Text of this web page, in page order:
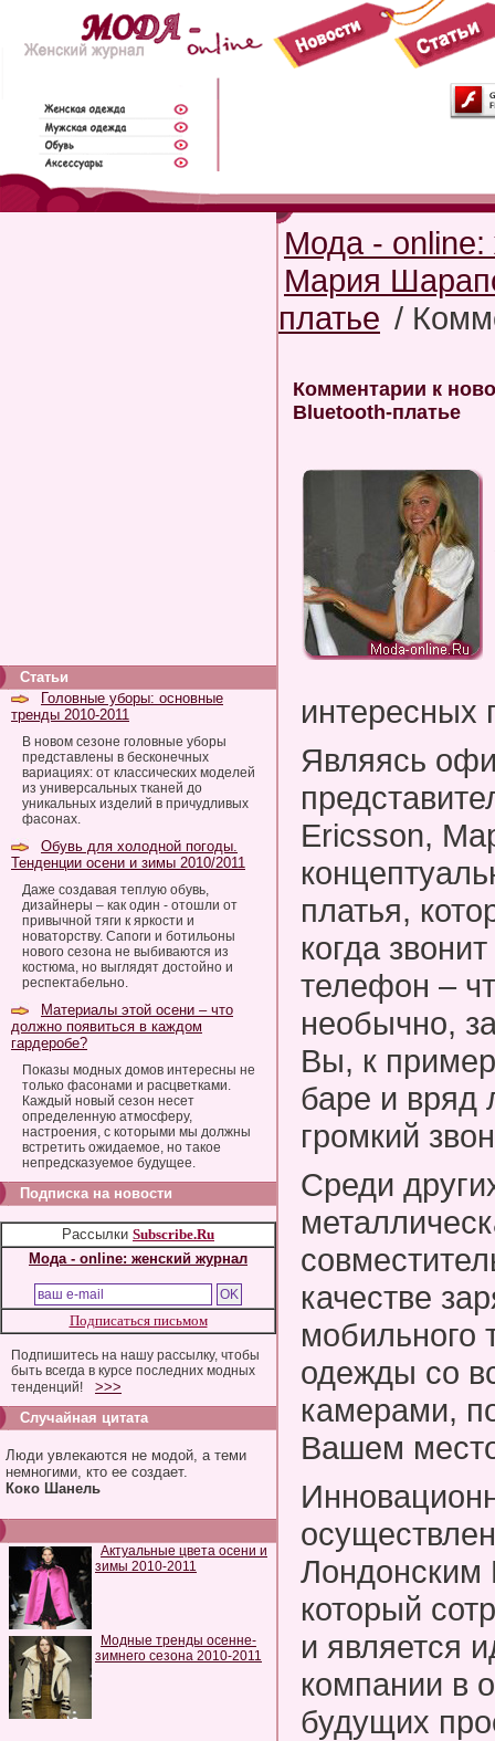
Статьи
Головные уборы: основные
тренды 2010-2011
В новом сезоне головные уборы
представлены в бесконечных
вариациях: от классических моделей
из универсальных тканей до
уникальных изделий в причудливых
фасонах.
Обувь для холодной погоды.
Тенденции осени и зимы 2010/2011
Даже создавая теплую обувь,
дизайнеры – как один - отошли от
привычной тяги к яркости и
новаторству. Сапоги и ботильоны
нового сезона не выбиваются из
костюма, но выглядят достойно и
респектабельно.
Материалы этой осени – что
должно появиться в каждом
гардеробе?
Показы модных домов интересны не
только фасонами и расцветками.
Каждый новый сезон несет
определенную атмосферу,
настроения, с которыми мы должны
встретить ожидаемое, но такое
непредсказуемое будущее.
Подписка на новости
Рассылки Subscribe.Ru
Мода - online: женский журнал
Подписаться письмом
Подпишитесь на нашу рассылку, чтобы
быть всегда в курсе последних модных
тенденций!
>>>
Случайная цитата
Люди увлекаются не модой, а теми
немногими, кто ее создает.
Коко Шанель
Актуальные цвета осени и
зимы 2010-2011
Модные тренды осенне-
зимнего сезона 2010-2011
Мода - online:
Мария
платье /
Комментарии к
Bluetooth-платье
интересных
Являясь
Ericsson,
платья,
когда
телефон –
необычно,
Вы, к
баре и
громкий
Среди
качестве
мобильного
одежды со
камерами,
Вашем
который
и является
компании в
будущих